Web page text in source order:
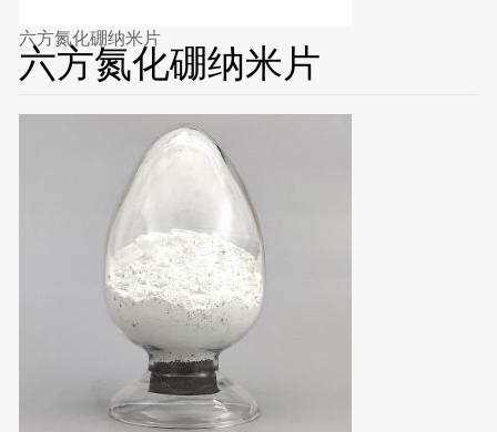
六方氮化硼纳米片
六方氮化硼纳米片